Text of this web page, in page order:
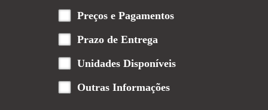
Preços e Pagamentos
Prazo de Entrega
Unidades Disponíveis
Outras Informações